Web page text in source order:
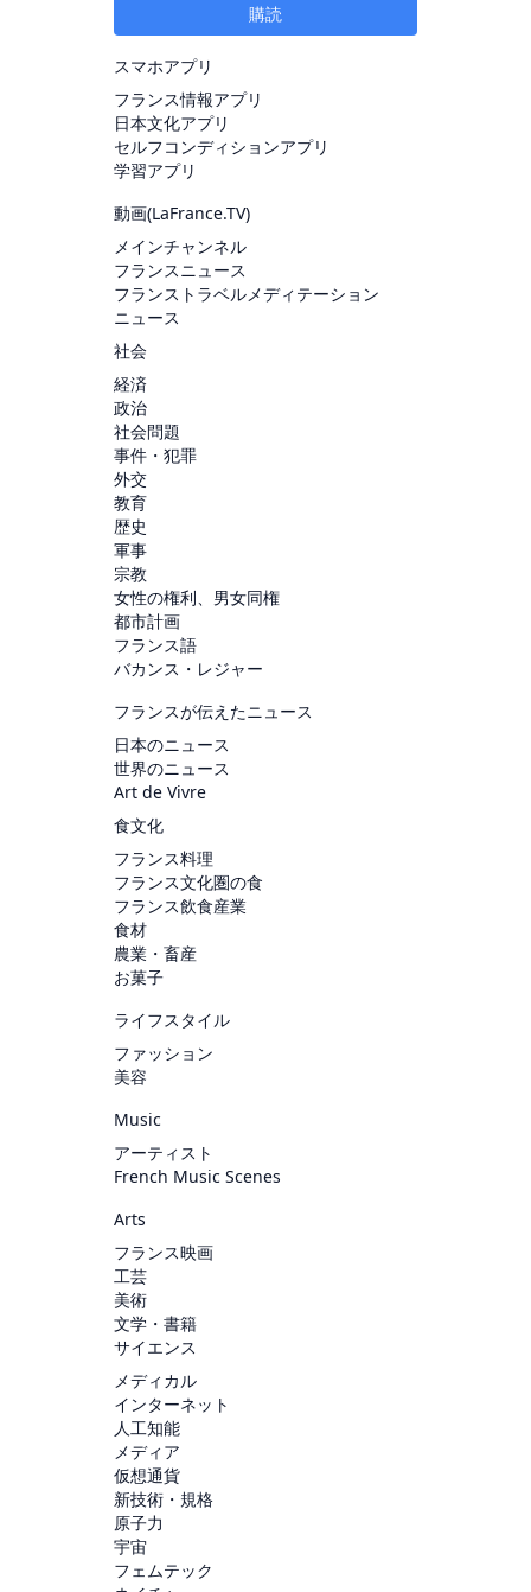
購読
スマホアプリ
フランス情報アプリ
日本文化アプリ
セルフコンディションアプリ
学習アプリ
動画(LaFrance.TV)
メインチャンネル
フランスニュース
フランストラベルメディテーション
ニュース
社会
経済
政治
社会問題
事件・犯罪
外交
教育
歴史
軍事
宗教
女性の権利、男女同権
都市計画
フランス語
バカンス・レジャー
フランスが伝えたニュース
日本のニュース
世界のニュース
Art de Vivre
食文化
フランス料理
フランス文化圏の食
フランス飲食産業
食材
農業・畜産
お菓子
ライフスタイル
ファッション
美容
Music
アーティスト
French Music Scenes
Arts
フランス映画
工芸
美術
文学・書籍
サイエンス
メディカル
インターネット
人工知能
メディア
仮想通貨
新技術・規格
原子力
宇宙
フェムテック